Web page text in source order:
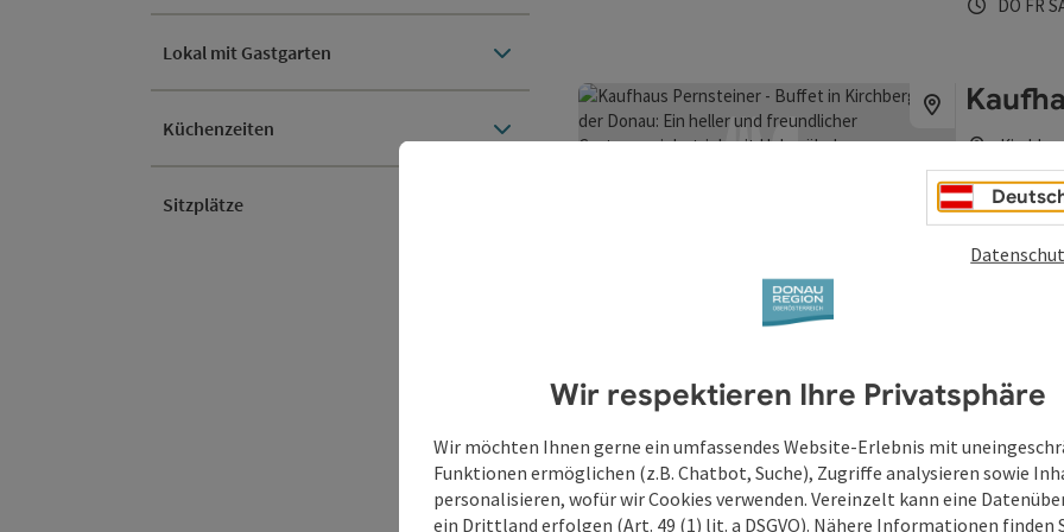
Lokal mit Gastgarten
Küchenzeiten
Sitzplätze
steiniges
"Ochsenau"
1806 in der
Gasthof in
die Exlau
oder auch
DO FR
: Kaufhaus Pernsteiner - Buffet
Buffet /
Das Buffett
im
frisch aus
Wir respektieren Ihre Privatsphäre
Wir möchten Ihnen gerne ein umfassendes Website-Erlebnis mit
Funktionen ermöglichen (z.B. Chatbot, Suche), Zugriffe analysieren sowie
personalisieren, wofür wir Cookies verwenden. Vereinzelt kann eine
ein Drittland erfolgen (Art. 49 (1) lit. a DSGVO). Nähere Informationen finden